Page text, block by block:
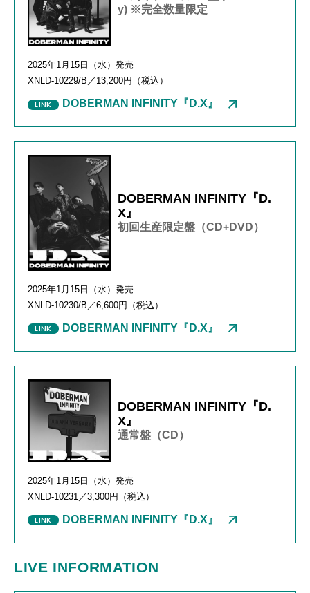
y) ※完全数量限定
2025年1月15日（水）発売
XNLD-10229/B／13,200円（税込）
DOBERMAN INFINITY『D.X』
DOBERMAN INFINITY『D.
X』
初回生産限定盤（CD+DVD）
2025年1月15日（水）発売
XNLD-10230/B／6,600円（税込）
DOBERMAN INFINITY『D.X』
DOBERMAN INFINITY『D.
X』
通常盤（CD）
2025年1月15日（水）発売
XNLD-10231／3,300円（税込）
DOBERMAN INFINITY『D.X』
LIVE INFORMATION